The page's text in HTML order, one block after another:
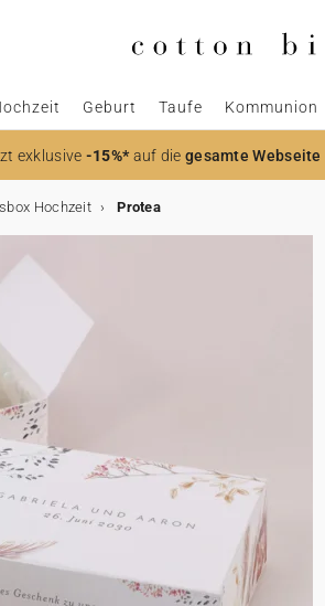
Geburt Taufe Kommunion
exklusive -15%*auf die gesamte Webseite
Hochzeit Protea